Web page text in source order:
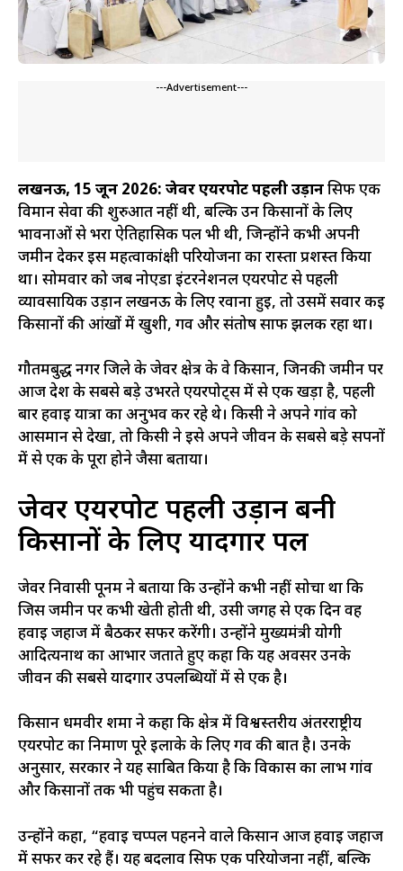
---Advertisement---
लखनऊ, 15 जून 2026: जेवर एयरपोर्ट पहली उड़ानसिर्फ एक
विमान सेवा की शुरुआत नहीं थी, बल्कि उन किसानों के लिए
भावनाओं से भरा ऐतिहासिक पल भी थी, जिन्होंने कभी अपनी
जमीन देकर इस महत्वाकांक्षी परियोजना का रास्ता प्रशस्त किया
था। सोमवार को जब नोएडा इंटरनेशनल एयरपोर्ट से पहली
व्यावसायिक उड़ान लखनऊ के लिए रवाना हुई, तो उसमें सवार कई
किसानों की आंखों में खुशी, गर्व और संतोष साफ झलक रहा था।
गौतमबुद्ध नगर जिले के जेवर क्षेत्र के वे किसान, जिनकी जमीन पर
आज देश के सबसे बड़े उभरते एयरपोर्ट्स में से एक खड़ा है, पहली
बार हवाई यात्रा का अनुभव कर रहे थे। किसी ने अपने गांव को
आसमान से देखा, तो किसी ने इसे अपने जीवन के सबसे बड़े सपनों
में से एक के पूरा होने जैसा बताया।
जेवर एयरपोर्ट पहली उड़ान बनी
किसानों के लिए यादगार पल
जेवर निवासी पूनम ने बताया कि उन्होंने कभी नहीं सोचा था कि
जिस जमीन पर कभी खेती होती थी, उसी जगह से एक दिन वह
हवाई जहाज में बैठकर सफर करेंगी। उन्होंने मुख्यमंत्री योगी
आदित्यनाथ का आभार जताते हुए कहा कि यह अवसर उनके
जीवन की सबसे यादगार उपलब्धियों में से एक है।
किसान धर्मवीर शर्मा ने कहा कि क्षेत्र में विश्वस्तरीय अंतरराष्ट्रीय
एयरपोर्ट का निर्माण पूरे इलाके के लिए गर्व की बात है। उनके
अनुसार, सरकार ने यह साबित किया है कि विकास का लाभ गांव
और किसानों तक भी पहुंच सकता है।
उन्होंने कहा, “हवाई चप्पल पहनने वाले किसान आज हवाई जहाज
में सफर कर रहे हैं। यह बदलाव सिर्फ एक परियोजना नहीं, बल्कि